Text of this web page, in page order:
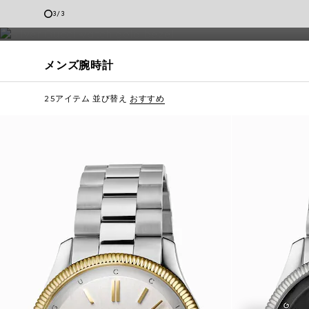
3/3
ンテンポラリーなデザインのアイテムまで取り揃えています。刻印
メンズ腕時計
25アイテム 並び替え おすすめ